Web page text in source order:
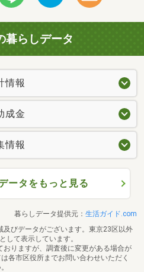
暮らしデータ
情報
成金
情報
ータをもっと見る
暮らしデータ提供元： 生活ガイド.com
びデータがございます。東京23区以外
して表示しています。
りますが、調査後に変更がある場合が
各市区役所までお問い合わせいただく